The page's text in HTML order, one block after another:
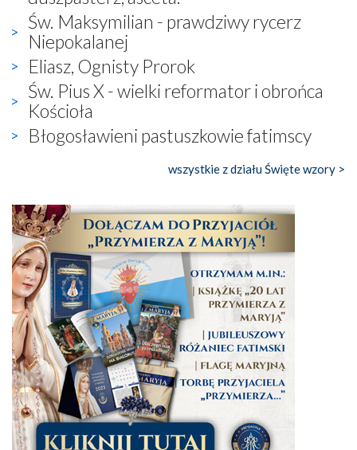
Św. Maksymilian - prawdziwy rycerz
Niepokalanej
Eliasz, Ognisty Prorok
Św. Pius X - wielki reformator i obrońca
Kościoła
Błogosławieni pastuszkowie fatimscy
wszystkie z działu Święte wzory >